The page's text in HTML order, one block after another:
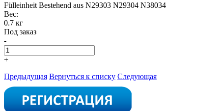
Fülleinheit Bestehend aus N29303 N29304 N38034
Вес:
0.7 кг
Под заказ
-
+
Предыдущая Вернуться к списку Следующая